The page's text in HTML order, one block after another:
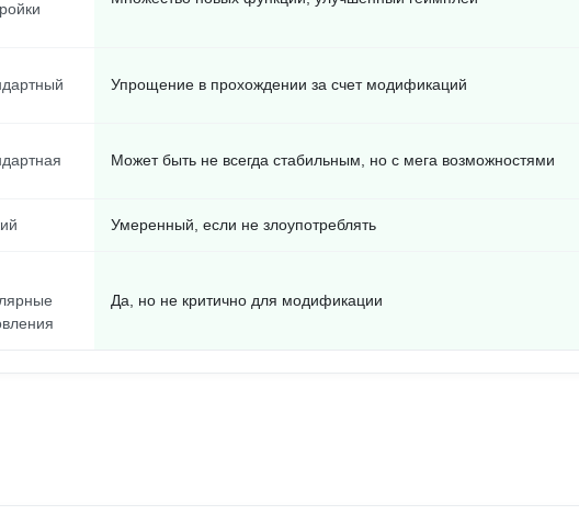
Упрощение в прохождении за счет модификаций
Может быть не всегда стабильным, но с мега возможностями
Умеренный, если не злоупотреблять
Да, но не критично для модификации